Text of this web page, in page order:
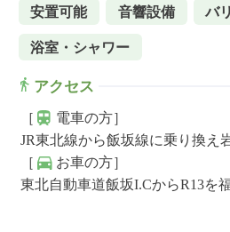
安置可能 音響設備 バ
浴室・シャワー
アクセス
［
電車の方］
JR東北線から飯坂線に乗り換え
［
お車の方］
東北自動車道飯坂I.CからR13を